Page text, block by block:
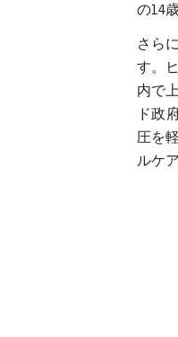
の14
さら
す。
内で
ド政
圧を
ルケ